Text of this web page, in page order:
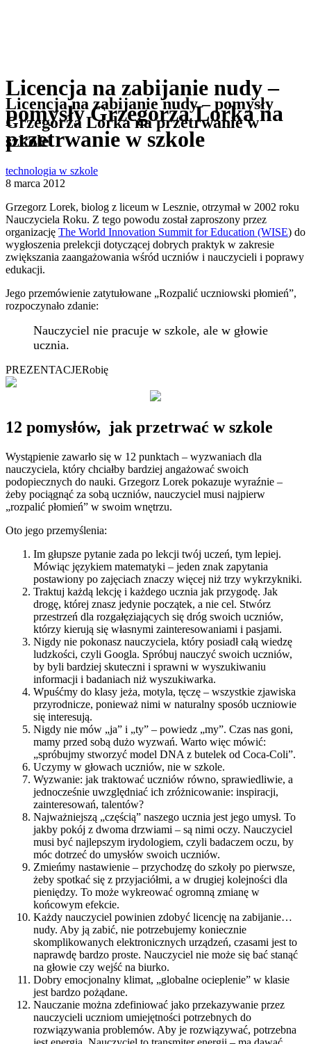
Licencja na zabijanie nudy –
pomysły Grzegorza Lorka na
przetrwanie w szkole
Licencja na zabijanie nudy – pomysły
Grzegorza Lorka na przetrwanie w
szkole
technologia w szkole
8 marca 2012
Grzegorz Lorek, biolog z liceum w Lesznie, otrzymał w 2002 roku
Nauczyciela Roku. Z tego powodu został zaproszony przez
organizację The World Innovation Summit for Education (WISE) do
wygłoszenia prelekcji dotyczącej dobrych praktyk w zakresie
zwiększania zaangażowania wśród uczniów i nauczycieli i poprawy
edukacji.
Jego przemówienie zatytułowane „Rozpalić uczniowski płomień”,
rozpoczynało zdanie:
Nauczyciel nie pracuje w szkole, ale w głowie
ucznia.
PREZENTACJERobię
12 pomysłów, jak przetrwać w szkole
Wystąpienie zawarło się w 12 punktach – wyzwaniach dla
nauczyciela, który chciałby bardziej angażować swoich
podopiecznych do nauki. Grzegorz Lorek pokazuje wyraźnie –
żeby pociągnąć za sobą uczniów, nauczyciel musi najpierw
„rozpalić płomień” w swoim wnętrzu.
Oto jego przemyślenia:
Im głupsze pytanie zada po lekcji twój uczeń, tym lepiej.
Mówiąc językiem matematyki – jeden znak zapytania
postawiony po zajęciach znaczy więcej niż trzy wykrzykniki.
Traktuj każdą lekcję i każdego ucznia jak przygodę. Jak
drogę, której znasz jedynie początek, a nie cel. Stwórz
przestrzeń dla rozgałęziających się dróg swoich uczniów,
którzy kierują się własnymi zainteresowaniami i pasjami.
Nigdy nie pokonasz nauczyciela, który posiadł całą wiedzę
ludzkości, czyli Googla. Spróbuj nauczyć swoich uczniów,
by byli bardziej skuteczni i sprawni w wyszukiwaniu
informacji i badaniach niż wyszukiwarka.
Wpuśćmy do klasy jeża, motyla, tęczę – wszystkie zjawiska
przyrodnicze, ponieważ nimi w naturalny sposób uczniowie
się interesują.
Nigdy nie mów „ja” i „ty” – powiedz „my”. Czas nas goni,
mamy przed sobą dużo wyzwań. Warto więc mówić:
„spróbujmy stworzyć model DNA z butelek od Coca-Coli”.
Uczymy w głowach uczniów, nie w szkole.
Wyzwanie: jak traktować uczniów równo, sprawiedliwie, a
jednocześnie uwzględniać ich zróżnicowanie: inspiracji,
zainteresowań, talentów?
Najważniejszą „częścią” naszego ucznia jest jego umysł. To
jakby pokój z dwoma drzwiami – są nimi oczy. Nauczyciel
musi być najlepszym irydologiem, czyli badaczem oczu, by
móc dotrzeć do umysłów swoich uczniów.
Zmieńmy nastawienie – przychodzę do szkoły po pierwsze,
żeby spotkać się z przyjaciółmi, a w drugiej kolejności dla
pieniędzy. To może wykreować ogromną zmianę w
końcowym efekcie.
Każdy nauczyciel powinien zdobyć licencję na zabijanie…
nudy. Aby ją zabić, nie potrzebujemy koniecznie
skomplikowanych elektronicznych urządzeń, czasami jest to
naprawdę bardzo proste. Nauczyciel nie może się bać stanąć
na głowie czy wejść na biurko.
Dobry emocjonalny klimat, „globalne ocieplenie” w klasie
jest bardzo pożądane.
Nauczanie można zdefiniować jako przekazywanie przez
nauczycieli uczniom umiejętności potrzebnych do
rozwiązywania problemów. Aby je rozwiązywać, potrzebna